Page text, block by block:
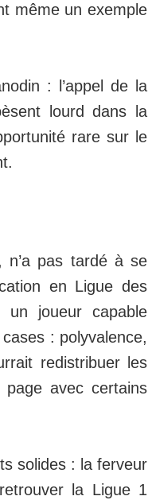
même un exemple
: l’appel de la
lourd dans la
rare sur le
n’a pas tardé à se
en Ligue des
joueur capable
: polyvalence,
redistribuer les
avec certains
solides : la ferveur
la Ligue 1